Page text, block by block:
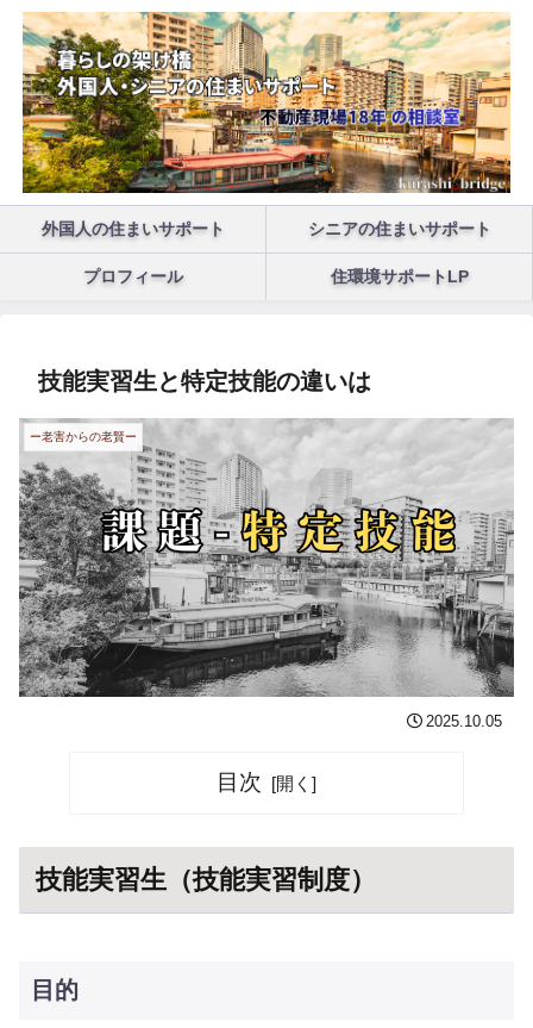
外国人の住まいサポート シニアの住まいサポート
プロフィール 住環境サポートLP
技能実習生と特定技能の違いは
ー老害からの老賢ー
2025.10.05
目次
技能実習生（技能実習制度）
目的